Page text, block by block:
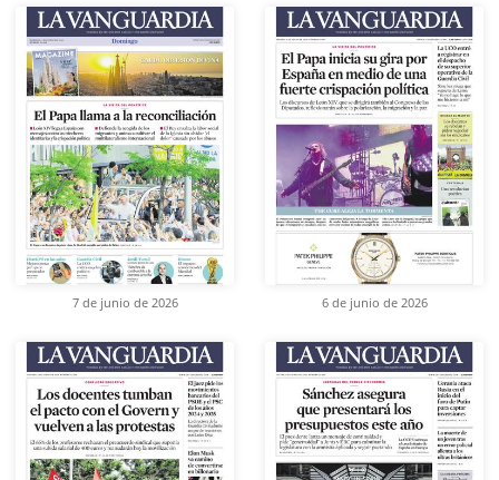
7 de junio de 2026 6 de junio de 2026